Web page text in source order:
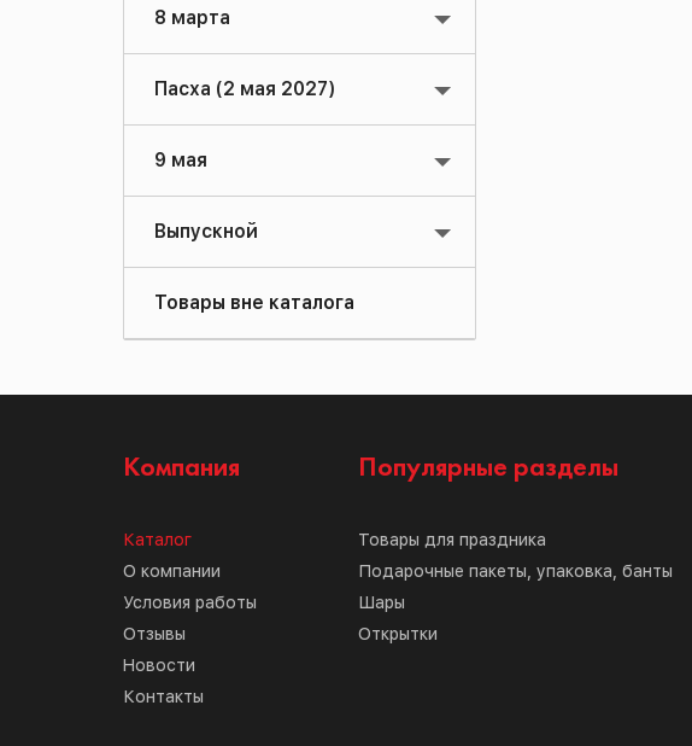
8 марта
Пасха (2 мая 2027)
9 мая
Выпускной
Товары вне каталога
Компания
Каталог
О компании
Условия работы
Отзывы
Новости
Контакты
Популярные разделы
Товары для праздника
Подарочные пакеты, упаковка, банты
Шары
Открытки